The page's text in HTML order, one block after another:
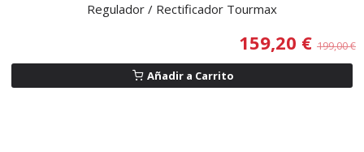
Regulador / Rectificador Tourmax
159,20 € 199,00 €
Añadir a Carrito